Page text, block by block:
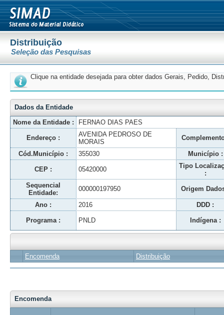
Distribuição
Seleção das Pesquisas
Clique na entidade desejada para obter dados Gerais, Pedido,
Dados da Entidade
Nome da Entidade :
FERNAO DIAS PAES
Endereço :
AVENIDA PEDROSO DE
MORAIS
Cód.Município : 355030 Município :
CEP : 05420000
Tipo
:
Sequencial
Entidade:
000000197950 Origem
Ano : 2016 DDD :
Programa : PNLD Indígena :
Encomenda Distribuição
Encomenda